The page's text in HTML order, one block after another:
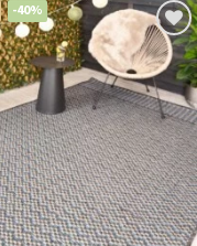
-40%